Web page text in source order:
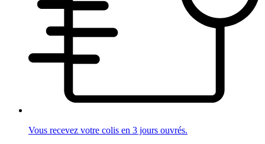
Vous recevez votre colis en 3 jours ouvrés.